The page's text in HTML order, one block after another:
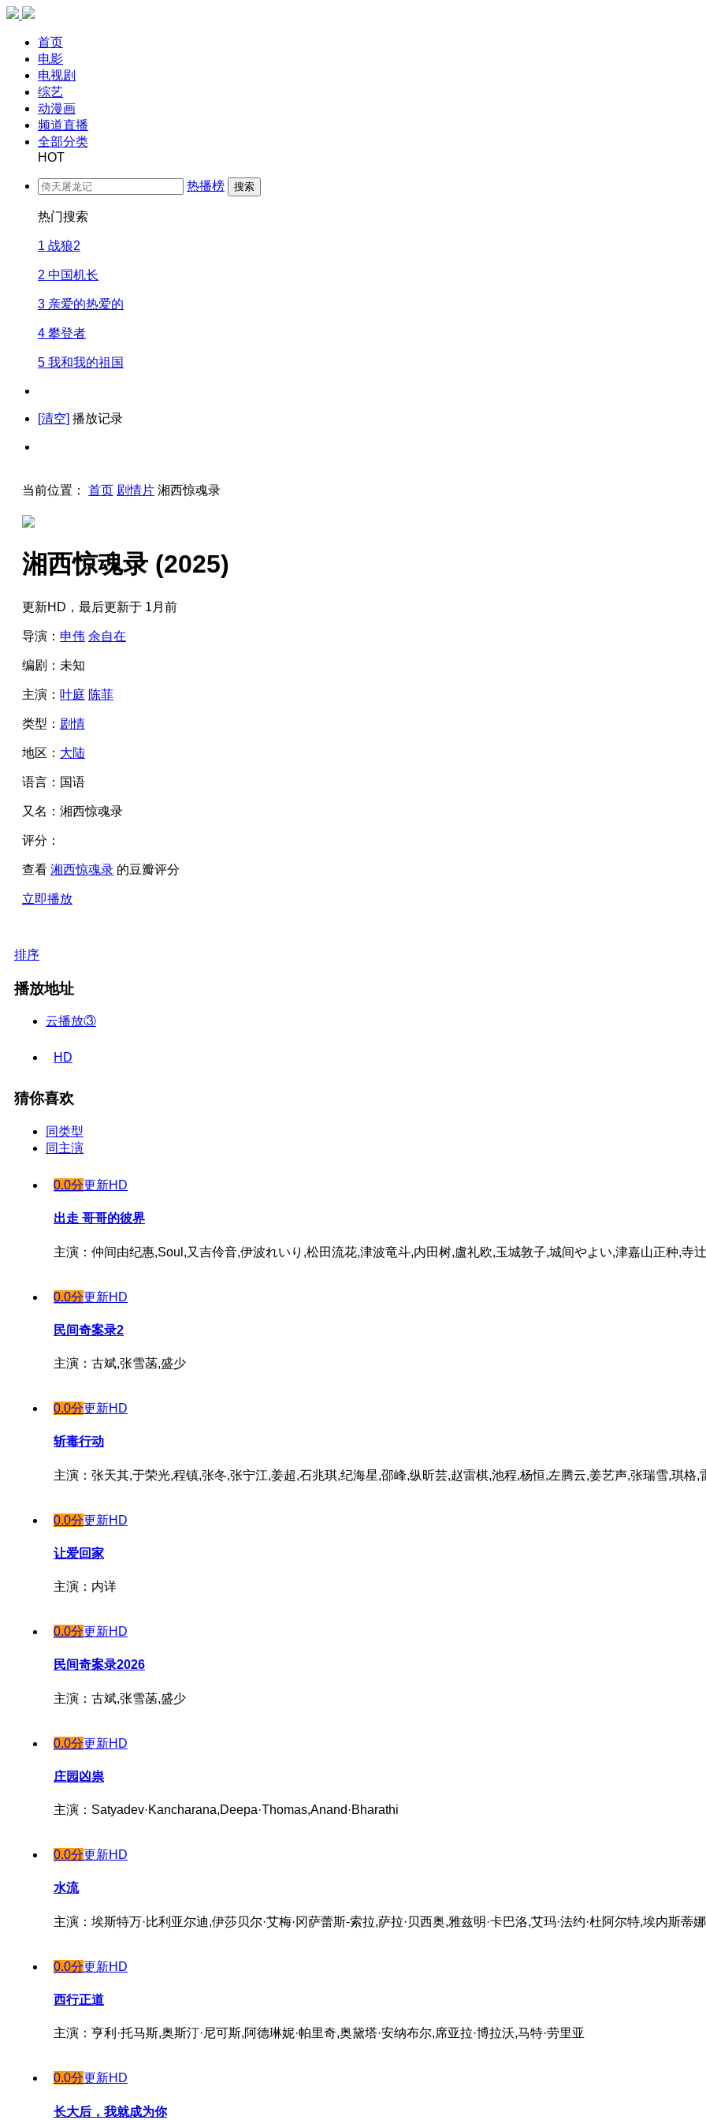
首页
电影
电视剧
综艺
动漫画
频道直播
全部分类
HOT
热播榜 搜索
热门搜索
1 战狼2
2 中国机长
3 亲爱的热爱的
4 攀登者
5 我和我的祖国
[清空] 播放记录
当前位置： 首页 剧情片 湘西惊魂录
湘西惊魂录 (2025)
更新HD，最后更新于 1月前
导演： 申伟 余自在
编剧： 未知
主演： 叶庭 陈菲
类型： 剧情
地区： 大陆
语言： 国语
又名： 湘西惊魂录
评分：
查看 湘西惊魂录 的豆瓣评分
立即播放
排序
播放地址
云播放③
HD
猜你喜欢
同类型
同主演
0.0分更新HD
出走 哥哥的彼界
主演：仲间由纪惠,Soul,又吉伶音,伊波れいり,松田流花,津波竜斗,内田树,盧礼欧,玉城敦子,城间やよい,津嘉山正种,寺
0.0分更新HD
民间奇案录2
主演：古斌,张雪菡,盛少
0.0分更新HD
斩毒行动
主演：张天其,于荣光,程镇,张冬,张宁江,姜超,石兆琪,纪海星,邵峰,纵昕芸,赵雷棋,池程,杨恒,左腾云,姜艺声,张瑞雪,琪格
0.0分更新HD
让爱回家
主演：内详
0.0分更新HD
民间奇案录2026
主演：古斌,张雪菡,盛少
0.0分更新HD
庄园凶祟
主演：Satyadev·Kancharana,Deepa·Thomas,Anand·Bharathi
0.0分更新HD
水流
主演：埃斯特万·比利亚尔迪,伊莎贝尔·艾梅·冈萨蕾斯-索拉,萨拉·贝西奥,雅兹明·卡巴洛,艾玛·法约·杜阿尔特,埃内斯蒂
0.0分更新HD
西行正道
主演：亨利·托马斯,奥斯汀·尼可斯,阿德琳妮·帕里奇,奥黛塔·安纳布尔,席亚拉·博拉沃,马特·劳里亚
0.0分更新HD
长大后，我就成为你